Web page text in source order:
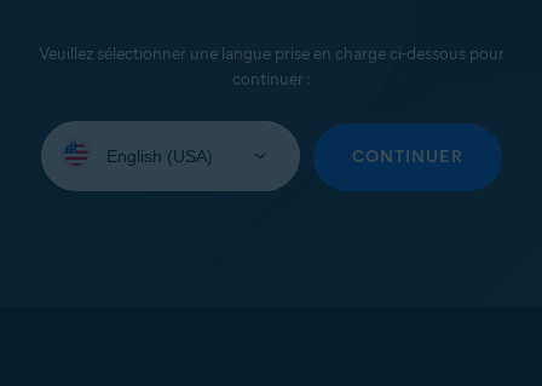
Veuillez sélectionner une langue prise en charge ci-dessous pour
continuer :
une
CONTINUER